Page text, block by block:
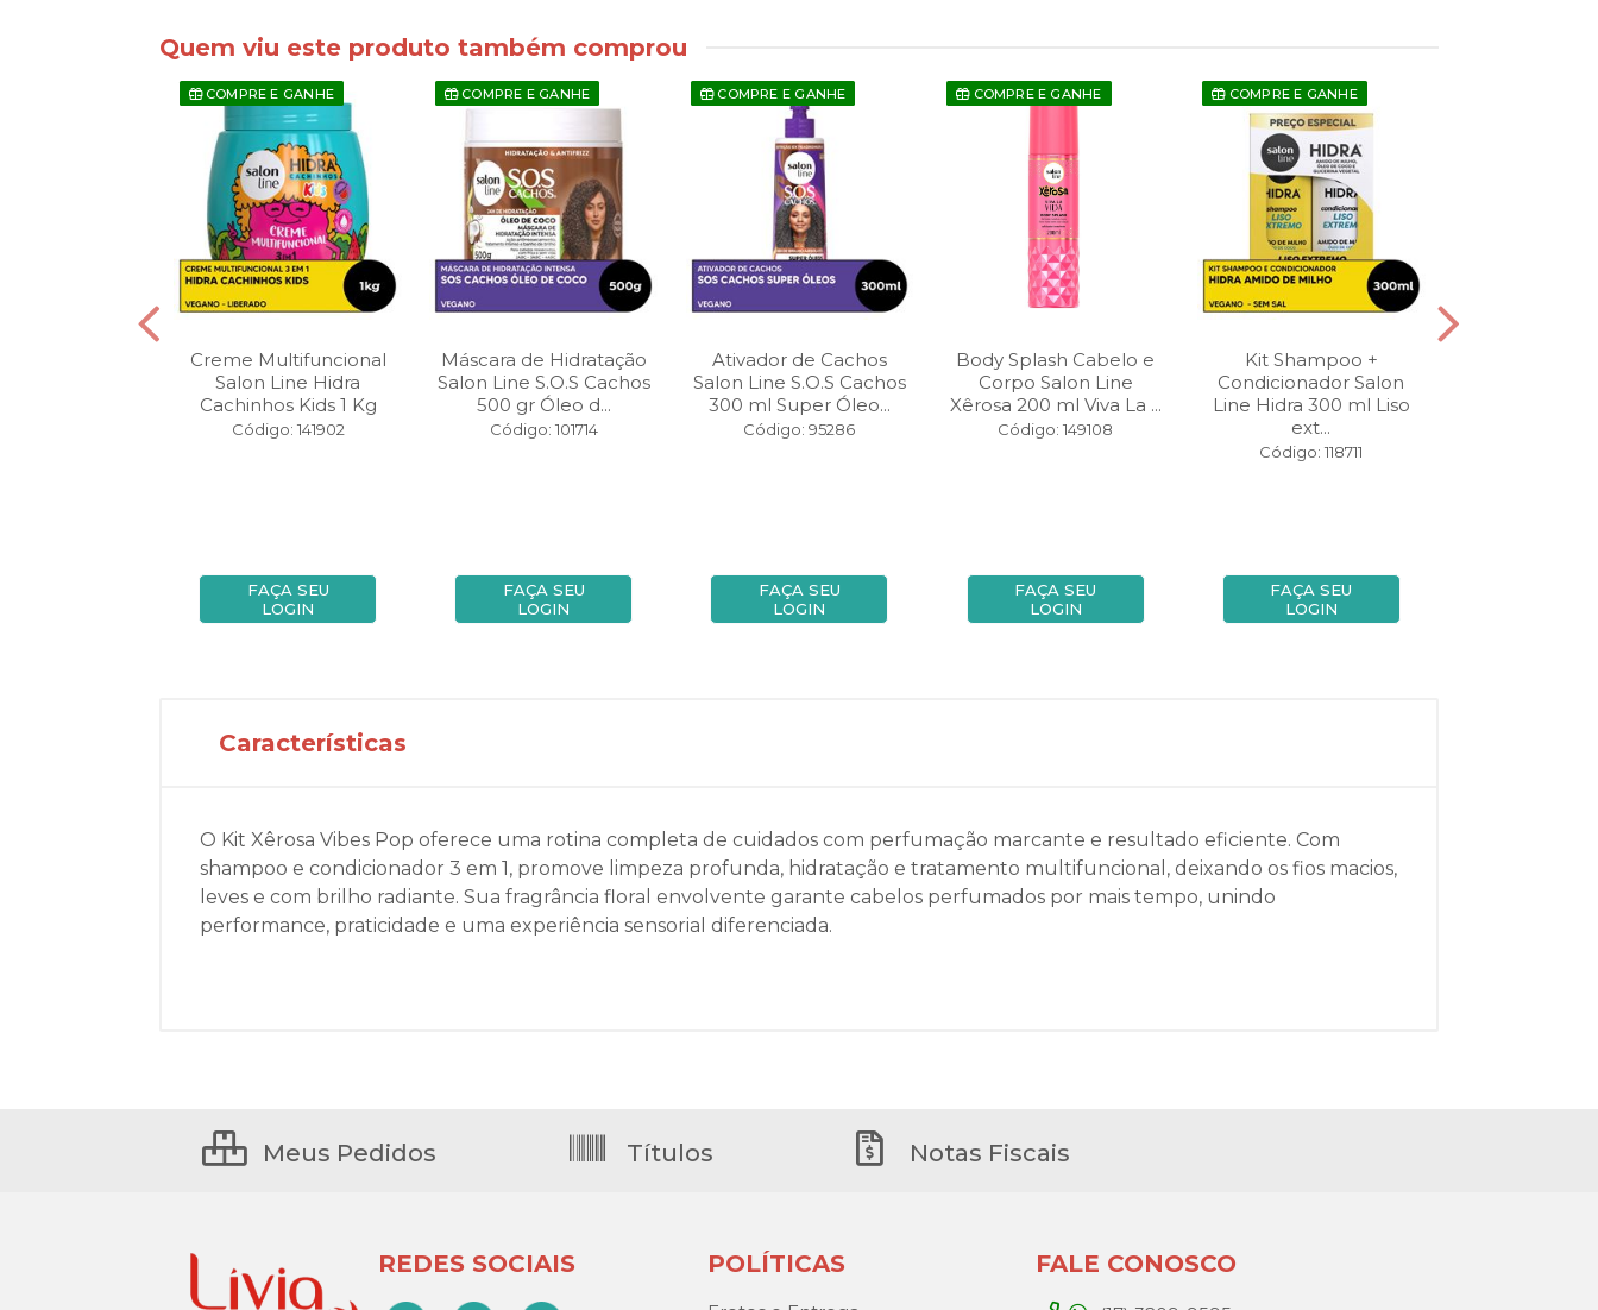
Quem viu este produto também comprou
COMPRE E GANHE
Creme Multifuncional
Salon Line Hidra
Cachinhos Kids 1 Kg
Código: 141902
FAÇA SEU
LOGIN
COMPRE E GANHE
Máscara de Hidratação
Salon Line S.O.S Cachos
500 gr Óleo d...
Código: 101714
FAÇA SEU
LOGIN
COMPRE E GANHE
Ativador de Cachos
Salon Line S.O.S Cachos
300 ml Super Óleo...
Código: 95286
FAÇA SEU
LOGIN
COMPRE E GANHE
Body Splash Cabelo e
Corpo Salon Line
Xêrosa 200 ml Viva La ...
Código: 149108
FAÇA SEU
LOGIN
COMPRE E GANHE
Kit Shampoo +
Condicionador Salon
Line Hidra 300 ml Liso
ext...
Código: 118711
FAÇA SEU
LOGIN
Características
O Kit Xêrosa Vibes Pop oferece uma rotina completa de cuidados com perfumação marcante e resultado eficiente. Com
shampoo e condicionador 3 em 1, promove limpeza profunda, hidratação e tratamento multifuncional, deixando os fios macios,
leves e com brilho radiante. Sua fragrância floral envolvente garante cabelos perfumados por mais tempo, unindo
performance, praticidade e uma experiência sensorial diferenciada.
Meus Pedidos Títulos Notas Fiscais
REDES SOCIAIS POLÍTICAS FALE CONOSCO